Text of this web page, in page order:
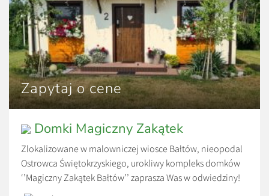
Zapytaj o cene
Domki Magiczny Zakątek
Zlokalizowane w malowniczej wiosce Bałtów, nieopodal
Ostrowca Świętokrzyskiego, urokliwy kompleks domków
‘’Magiczny Zakątek Bałtów’’ zaprasza Was w odwiedziny!
Czekają tu na Was 5-10 osobowe domki, w których